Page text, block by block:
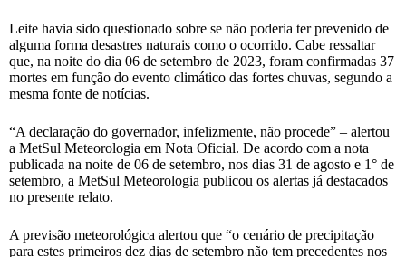
Leite havia sido questionado sobre se não poderia ter prevenido de
alguma forma desastres naturais como o ocorrido. Cabe ressaltar
que, na noite do dia 06 de setembro de 2023, foram confirmadas 37
mortes em função do evento climático das fortes chuvas, segundo a
mesma fonte de notícias.
“A declaração do governador, infelizmente, não procede” – alertou
a MetSul Meteorologia em Nota Oficial. De acordo com a nota
publicada na noite de 06 de setembro, nos dias 31 de agosto e 1° de
setembro, a MetSul Meteorologia publicou os alertas já destacados
no presente relato.
A previsão meteorológica alertou que “o cenário de precipitação
para estes primeiros dez dias de setembro não tem precedentes nos